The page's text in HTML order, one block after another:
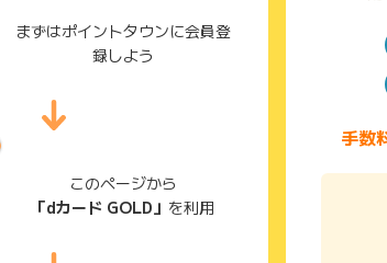
※調査期
ード保有
よる標本調
●カード情
●環境に配
●利用速報
●dポイン
定ポイン
●ドコモの
ごとに税
まずはポイントタウンに会員登
録しよう
このページから
「dカード GOLD」 を利用
手数